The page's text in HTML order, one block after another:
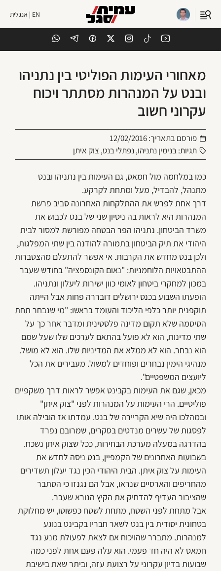
EN | אנגלית
מאחורי העימות הפוליטי בין נתניהו
ובנט על המנהרות מסתתר ויכוח
עקרוני חשוב
פורסם בתאריך:12/02/2016
תגיות:בנימין נתניהו, נפתלי בנט, צוק איתן
כמו במלחמה מול חמאס, גם העימות בין נתניהו ובנט
מתנהל, להבדיל, מעל ומתחת לקרקע.
דרך אחת לפרש את ההתלקחות האחרונה סביב פרשת
המנהרות היא לראות בה ניסיון שני של בנט לכבוש את
משרד הביטחון. נתניהו הפר הבטחה מפורשת למסור לבית
היהודי את תיק הביטחון בתמורה להודנה בין שתי המפלגות,
ולכן בנט מחדש את הקרבות. אי אפשר להתעלם מהצטברות
ההתבטאויות הלוחמניות: "נאום הקונספציה" בחודש שעבר
במכון למחקרי ביטחון לאומי כוון ישירות ליעלון ונתניהו.
הופעתו השבוע בכנס ירושלים דובררה פחות אבל הייתה
תוקפנית יותר כלפי הליכוד והעומד בראשו: "מי שנבחר תחת
הסיסמה שלא תקום מדינה פלסטינית ומדבר אחר כך על
שתי מדינות, הוא לא פועל בהתאם לערכים שלו שעל שמם
הוא נבחר. הוא לא ממלא את המדיניות שלו. הוא לא מושל.
מנהיגי הימין נבחרים ופוחדים למשול. מעבירים את הכל
ליועצים המשפטיים".
מכאן, שגם את העימות בקבינט אפשר לראות דרך משקפיים
פוליטיים. הרי העימות על המנהרות לפני "צוק איתן"
ובמהלכו היה שיא הקריירה של בנט. עמדתו אז הובילה אותו
לפסגות של עשרים מנדטים בסקרים, שמרובם נפרד
בהדרגה במעלה מערכת הבחירות, ככל שצוק איתן נשכח.
בשבועות האחרונים של הקמפיין, בנט ניסה לחדש את
העימות על צוק איתן. הבית היהודי הכין נגד יעלון תשדירים
מהחריפים והארסיים שנראו, אבל הם נגנזו כי הסתבר
שהציבור העדיף להדחיק את הקיץ הנורא שעבר.
אבל מתחת לפני השטח, מתחת לשטח כפשוטו, יש מחלוקת
בטחונית יסודית בין בנט לשאר חבריו בקבינט בנוגע
למנהרות. מתברר שהויכוח אם לצאת לפעולת מנע נגד
חמאס לא היה חד פעמי. הוא עלה פעם אחת לפני כמה
שבועות בדיון עקרוני על רצועת עזה, וביתר שאת בישיבת